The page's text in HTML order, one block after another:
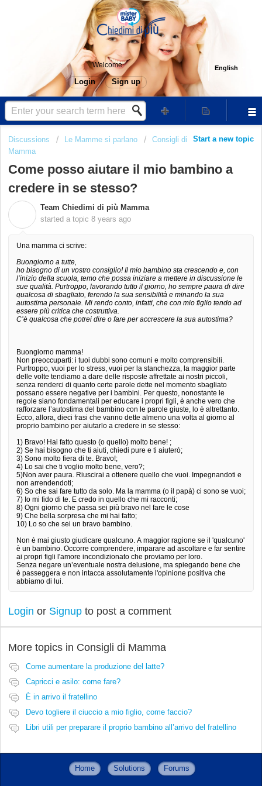
English
Welcome
Login Sign up
Start a new topic
Discussions Le Mamme si parlano
Consigli di
Mamma
Come posso aiutare il mio bambino a
credere in se stesso?
Team Chiedimi di più Mamma
started a topic 8 years ago
Una mamma ci scrive:
Buongiorno a tutte,
ho bisogno di un vostro consiglio! Il mio bambino sta crescendo e, con
l’inizio della scuola, temo che possa iniziare a mettere in discussione le
sue qualità. Purtroppo, lavorando tutto il giorno, ho sempre paura di dire
qualcosa di sbagliato, ferendo la sua sensibilità e minando la sua
autostima personale. Mi rendo conto, infatti, che con mio figlio tendo ad
essere più critica che costruttiva.
C’è qualcosa che potrei dire o fare per accrescere la sua autostima?
Buongiorno mamma!
Non preoccuparti: i tuoi dubbi sono comuni e molto comprensibili.
Purtroppo, vuoi per lo stress, vuoi per la stanchezza, la maggior parte
delle volte tendiamo a dare delle risposte affrettate ai nostri piccoli,
senza renderci di quanto certe parole dette nel momento sbagliato
possano essere negative per i bambini. Per questo, nonostante le
regole siano fondamentali per educare i propri figli, è anche vero che
rafforzare l’autostima del bambino con le parole giuste, lo è altrettanto.
Ecco, allora, dieci frasi che vanno dette almeno una volta al giorno al
proprio bambino per aiutarlo a credere in se stesso:
1) Bravo! Hai fatto questo (o quello) molto bene! ;
2) Se hai bisogno che ti aiuti, chiedi pure e ti aiuterò;
3) Sono molto fiera di te. Bravo!;
4) Lo sai che ti voglio molto bene, vero?;
5)Non aver paura. Riuscirai a ottenere quello che vuoi. Impegnandoti e
non arrendendoti;
6) So che sai fare tutto da solo. Ma la mamma (o il papà) ci sono se vuoi;
7) Io mi fido di te. E credo in quello che mi racconti;
8) Ogni giorno che passa sei più bravo nel fare le cose
9) Che bella sorpresa che mi hai fatto;
10) Lo so che sei un bravo bambino.
Non è mai giusto giudicare qualcuno. A maggior ragione se il 'qualcuno'
è un bambino. Occorre comprendere, imparare ad ascoltare e far sentire
ai propri figli l'amore incondizionato che proviamo per loro.
Senza negare un’eventuale nostra delusione, ma spiegando bene che
è passeggera e non intacca assolutamente l'opinione positiva che
abbiamo di lui.
Login or Signup to post a comment
More topics in Consigli di Mamma
Come aumentare la produzione del latte?
Capricci e asilo: come fare?
È in arrivo il fratellino
Devo togliere il ciuccio a mio figlio, come faccio?
Libri utili per preparare il proprio bambino all’arrivo del fratellino
Home Solutions Forums